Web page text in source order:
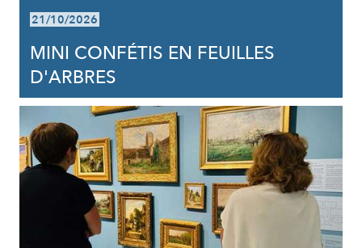
21/10/2026
MINI CONFÉTIS EN FEUILLES
D'ARBRES